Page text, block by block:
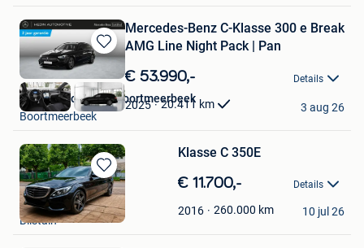
Bewaren
Mijn
Favorieten
Mercedes-Benz C-Klasse 300 e Break
AMG Line Night Pack | Pan
€ 53.990,- Details
2025 20.411 km
Hedin Automotive Boortmeerbeek
Boortmeerbeek
3 aug 26
Bewaren
in
Mijn
Favorieten
Klasse C 350E
€ 11.700,- Details
2016 260.000 km
Jean, Martin.
Bilstain
10 jul 26